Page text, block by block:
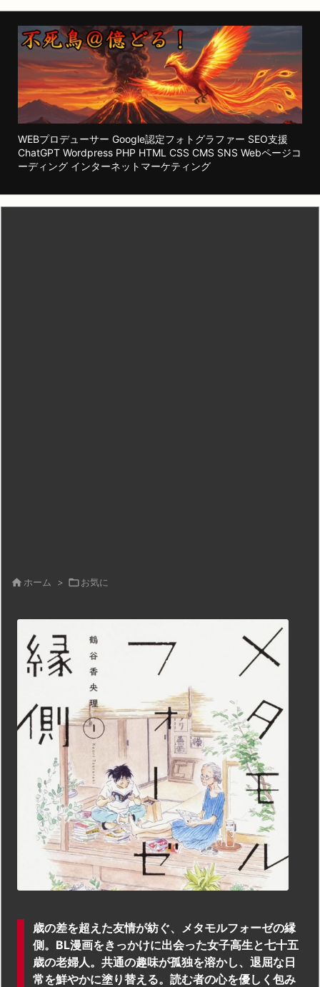
WEBプロデューサー Google認定フォトグラファー SEO支援
ChatGPT Wordpress PHP HTML CSS CMS SNS Webページコ
ーディング インターネットマーケティング
 ホーム > お気に
歳の差を超えた友情が紡ぐ、メタモルフォーゼの縁
側。BL漫画をきっかけに出会った女子高生と七十五
歳の老婦人。共通の趣味が孤独を溶かし、退屈な日
常を鮮やかに塗り替える。読む者の心を優しく包み